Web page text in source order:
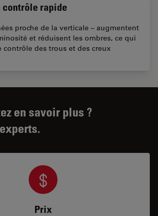
contrôle rapide
proche de la verticale – augmentent
et réduisent les ombres, ce qui
contrôle des trous et des creux
en savoir plus ?
Prix